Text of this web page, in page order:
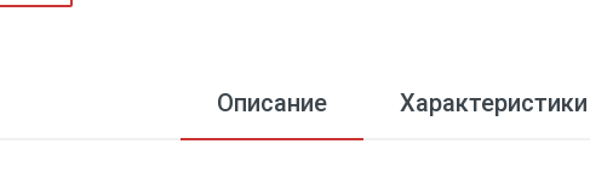
Описание Характеристики